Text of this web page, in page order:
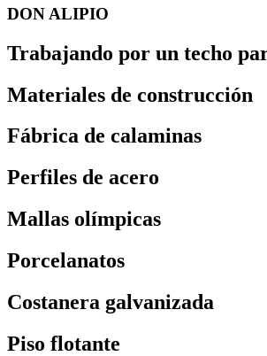
DON ALIPIO
Trabajando por un techo
Materiales de construcción
Fábrica de calaminas
Perfiles de acero
Mallas olímpicas
Porcelanatos
Costanera galvanizada
Piso flotante